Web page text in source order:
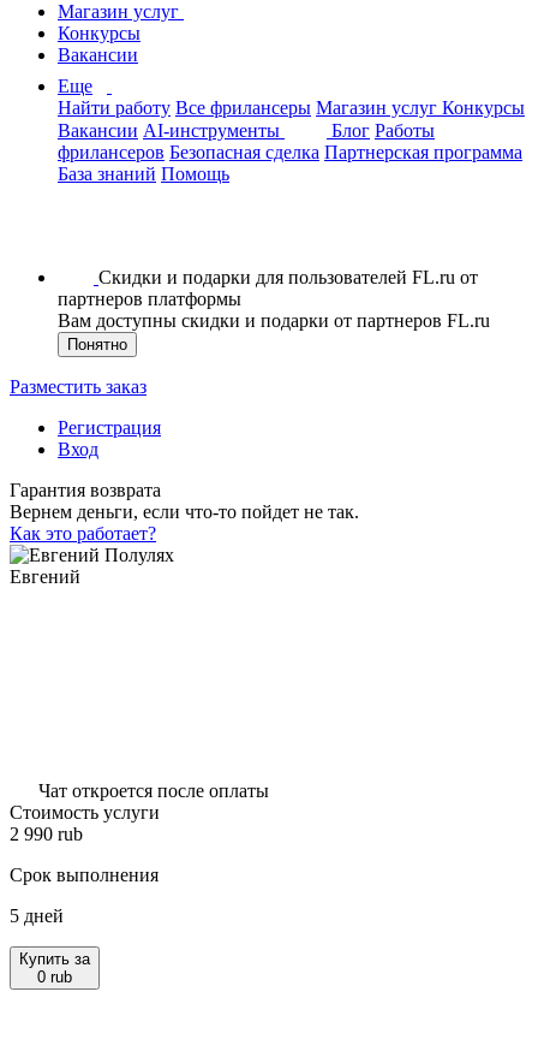
Магазин услуг
Конкурсы
Вакансии
Еще
Найти работу Все фрилансеры Магазин услуг Конкурсы
Вакансии AI-инструменты Блог Работы
фрилансеров Безопасная сделка Партнерская программа
База знаний Помощь
Скидки и подарки для пользователей FL.ru от
партнеров платформы
Вам доступны скидки и подарки от партнеров FL.ru
Понятно
Разместить заказ
Регистрация
Вход
Гарантия возврата
Вернем деньги, если что-то пойдет не так.
Как это работает?
Евгений
Чат откроется после оплаты
Стоимость услуги
2 990 rub
Срок выполнения
5 дней
Купить за
0 rub